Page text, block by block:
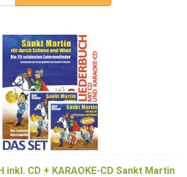
inkl. CD + KARAOKE-CD Sankt Martin